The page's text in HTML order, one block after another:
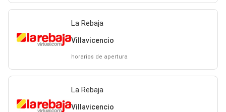
La Rebaja
Villavicencio
horarios de apertura
La Rebaja
Villavicencio